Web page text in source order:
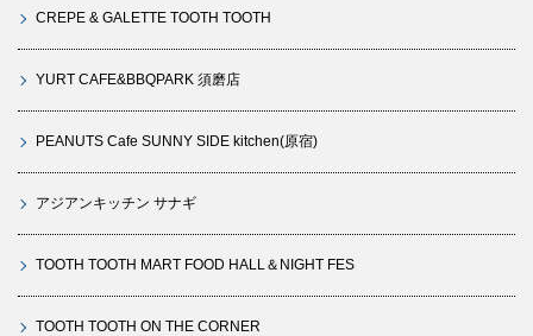
CREPE & GALETTE TOOTH TOOTH
YURT CAFE&BBQPARK 須磨店
PEANUTS Cafe SUNNY SIDE kitchen(原宿)
アジアンキッチン サナギ
TOOTH TOOTH MART FOOD HALL＆NIGHT FES
TOOTH TOOTH ON THE CORNER